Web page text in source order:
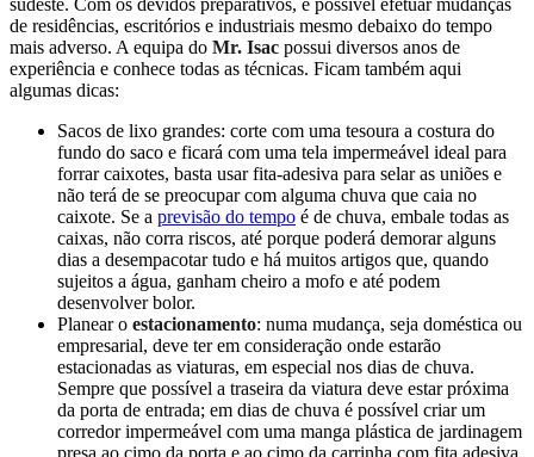
de residências, escritórios e industriais mesmo debaixo do tempo
mais adverso. A equipa do Mr. Isac possui diversos anos de
experiência e conhece todas as técnicas. Ficam também aqui
algumas dicas:
Sacos de lixo grandes: corte com uma tesoura a costura do
fundo do saco e ficará com uma tela impermeável ideal para
forrar caixotes, basta usar fita-adesiva para selar as uniões e
não terá de se preocupar com alguma chuva que caia no
caixote. Se a previsão do tempo é de chuva, embale todas as
caixas, não corra riscos, até porque poderá demorar alguns
dias a desempacotar tudo e há muitos artigos que, quando
sujeitos a água, ganham cheiro a mofo e até podem
desenvolver bolor.
Planear o estacionamento: numa mudança, seja doméstica ou
empresarial, deve ter em consideração onde estarão
estacionadas as viaturas, em especial nos dias de chuva.
Sempre que possível a traseira da viatura deve estar próxima
da porta de entrada; em dias de chuva é possível criar um
corredor impermeável com uma manga plástica de jardinagem
presa ao cimo da porta e ao cimo da carrinha com fita adesiva.